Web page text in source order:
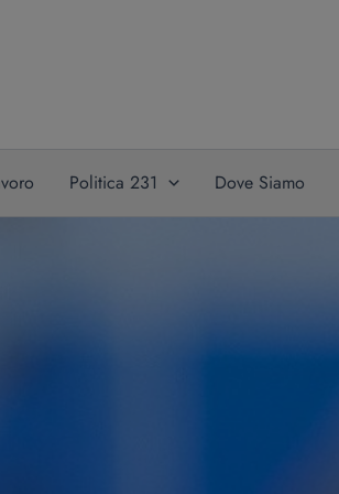
Politica 231 Dove Siamo